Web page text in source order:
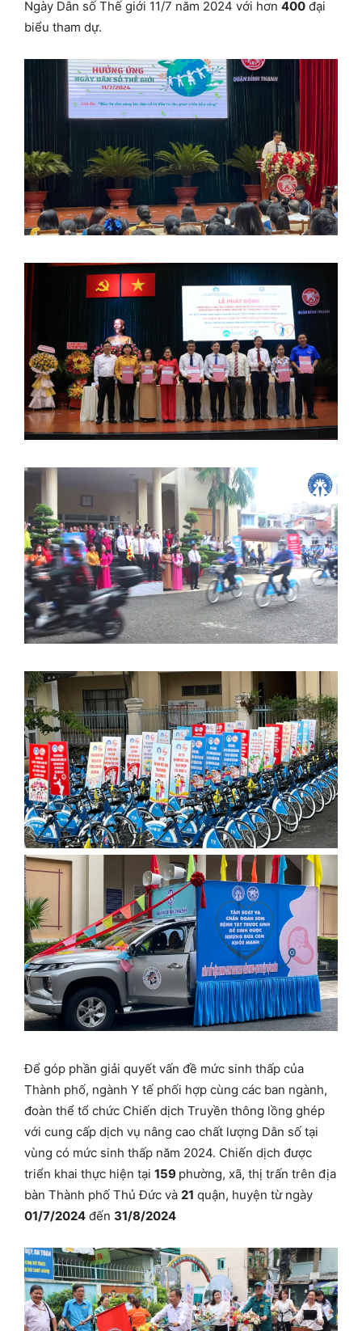
Ngày Dân số Thế giới 11/7 năm 2024 với hơn 400 đại
biểu tham dự.
Để góp phần giải quyết vấn đề mức sinh thấp của
Thành phố, ngành Y tế phối hợp cùng các ban ngành,
đoàn thể tổ chức Chiến dịch Truyền thông lồng ghép
với cung cấp dịch vụ nâng cao chất lượng Dân số tại
vùng có mức sinh thấp năm 2024. Chiến dịch được
triển khai thực hiện tại 159 phường, xã, thị trấn trên địa
bàn Thành phố Thủ Đức và 21 quận, huyện từ ngày
01/7/2024 đến 31/8/2024